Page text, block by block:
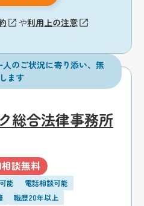
や利用上の注意
人のご状況に寄り添い、無
ます
総合法律事務所
談無料
能
電話相談可能
職歴20年以上